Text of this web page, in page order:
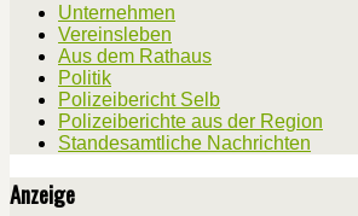
Unternehmen
Vereinsleben
Aus dem Rathaus
Politik
Polizeibericht Selb
Polizeiberichte aus der Region
Standesamtliche Nachrichten
Anzeige